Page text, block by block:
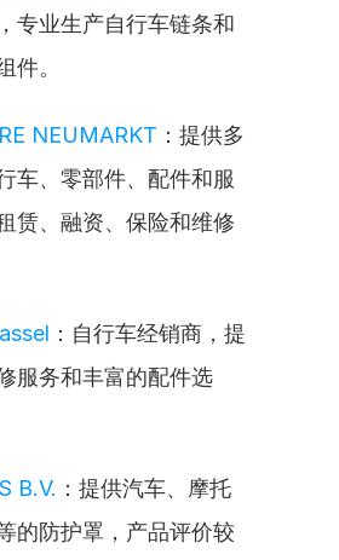
专业生产自行车链条和
件。
NEUMARKT ：提供多
车、零部件、配件和服
赁、融资、保险和维修
：自行车经销商，提
服务和丰富的配件选
B.V. ：提供汽车、摩托
的防护罩，产品评价较